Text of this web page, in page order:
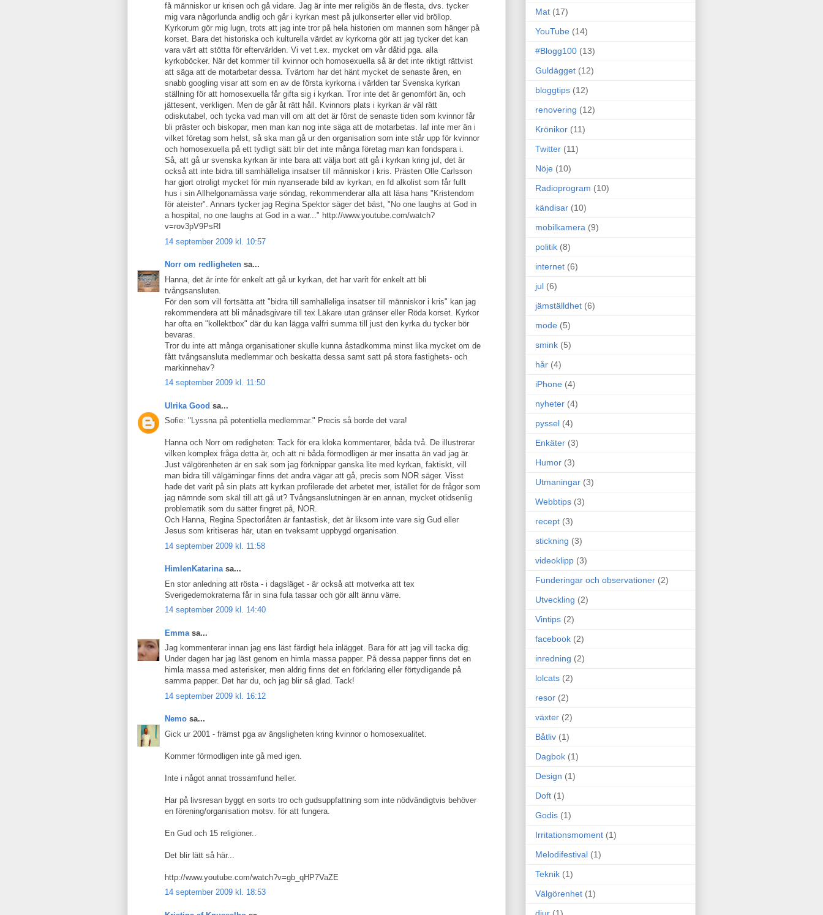
få människor ur krisen och gå vidare. Jag är inte mer religiös än de flesta, dvs. tycker
mig vara någorlunda andlig och går i kyrkan mest på julkonserter eller vid bröllop.
Kyrkorum gör mig lugn, trots att jag inte tror på hela historien om mannen som hänger på
korset. Bara det historiska och kulturella värdet av kyrkorna gör att jag tycker det kan
vara värt att stötta för eftervärlden. Vi vet t.ex. mycket om vår dåtid pga. alla
kyrkoböcker. När det kommer till kvinnor och homosexuella så är det inte riktigt rättvist
att säga att de motarbetar dessa. Tvärtom har det hänt mycket de senaste åren, en
snabb googling visar att som en av de första kyrkorna i världen tar Svenska kyrkan
ställning för att homosexuella får gifta sig i kyrkan. Tror inte det är genomfört än, och
jättesent, verkligen. Men de går åt rätt håll. Kvinnors plats i kyrkan är väl rätt
odiskutabel, och tycka vad man vill om att det är först de senaste tiden som kvinnor får
bli präster och biskopar, men man kan nog inte säga att de motarbetas. Iaf inte mer än i
vilket företag som helst, så ska man gå ur den organisation som inte står upp för kvinnor
och homosexuella på ett tydligt sätt blir det inte många företag man kan fondspara i.
Så, att gå ur svenska kyrkan är inte bara att välja bort att gå i kyrkan kring jul, det är
också att inte bidra till samhälleliga insatser till människor i kris. Prästen Olle Carlsson
har gjort otroligt mycket för min nyanserade bild av kyrkan, en fd alkolist som får fullt
hus i sin Allhelgonamässa varje söndag, rekommenderar alla att läsa hans "Kristendom
för ateister". Annars tycker jag Regina Spektor säger det bäst, "No one laughs at God in
a hospital, no one laughs at God in a war..." http://www.youtube.com/watch?
v=rov3pV9PsRI
14 september 2009 kl. 10:57
Norr om redligheten sa...
Hanna, det är inte för enkelt att gå ur kyrkan, det har varit för enkelt att bli
tvångsansluten.
För den som vill fortsätta att "bidra till samhälleliga insatser till människor i kris" kan jag
rekommendera att bli månadsgivare till tex Läkare utan gränser eller Röda korset. Kyrkor
har ofta en "kollektbox" där du kan lägga valfri summa till just den kyrka du tycker bör
bevaras.
Tror du inte att många organisationer skulle kunna åstadkomma minst lika mycket om de
fått tvångsansluta medlemmar och beskatta dessa samt satt på stora fastighets- och
markinnehav?
14 september 2009 kl. 11:50
Ulrika Good sa...
Sofie: "Lyssna på potentiella medlemmar." Precis så borde det vara!
Hanna och Norr om redigheten: Tack för era kloka kommentarer, båda två. De illustrerar
vilken komplex fråga detta är, och att ni båda förmodligen är mer insatta än vad jag är.
Just välgörenheten är en sak som jag förknippar ganska lite med kyrkan, faktiskt, vill
man bidra till välgärningar finns det andra vägar att gå, precis som NOR säger. Visst
hade det varit på sin plats att kyrkan profilerade det arbetet mer, istället för de frågor som
jag nämnde som skäl till att gå ut? Tvångsanslutningen är en annan, mycket otidsenlig
problematik som du sätter fingret på, NOR.
Och Hanna, Regina Spectorlåten är fantastisk, det är liksom inte vare sig Gud eller
Jesus som kritiseras här, utan en tveksamt uppbygd organisation.
14 september 2009 kl. 11:58
HimlenKatarinasa...
En stor anledning att rösta - i dagsläget - är också att motverka att tex
Sverigedemokraterna får in sina fula tassar och gör allt ännu värre.
14 september 2009 kl. 14:40
Emma sa...
Jag kommenterar innan jag ens läst färdigt hela inlägget. Bara för att jag vill tacka dig.
Under dagen har jag läst genom en himla massa papper. På dessa papper finns det en
himla massa med asterisker, men aldrig finns det en förklaring eller förtydligande på
samma papper. Det har du, och jag blir så glad. Tack!
14 september 2009 kl. 16:12
Nemo sa...
Gick ur 2001 - främst pga av ängsligheten kring kvinnor o homosexualitet.
Kommer förmodligen inte gå med igen.
Inte i något annat trossamfund heller.
Har på livsresan byggt en sorts tro och gudsuppfattning som inte nödvändigtvis behöver
en förening/organisation motsv. för att fungera.
En Gud och 15 religioner..
Det blir lätt så här...
http://www.youtube.com/watch?v=gb_qHP7VaZE
14 september 2009 kl. 18:53
Mat (17)
YouTube (14)
#Blogg100 (13)
Guldägget (12)
bloggtips (12)
renovering (12)
Krönikor (11)
Twitter (11)
Nöje (10)
Radioprogram (10)
kändisar (10)
mobilkamera (9)
politik (8)
internet (6)
jul (6)
jämställdhet (6)
mode (5)
smink (5)
hår (4)
iPhone (4)
nyheter (4)
pyssel (4)
Enkäter (3)
Humor (3)
Utmaningar (3)
Webbtips (3)
recept (3)
stickning (3)
videoklipp (3)
Funderingar och observationer (2)
Utveckling (2)
Vintips (2)
facebook (2)
inredning (2)
lolcats (2)
resor (2)
växter (2)
Båtliv (1)
Dagbok (1)
Design (1)
Doft (1)
Godis (1)
Irritationsmoment (1)
Melodifestival (1)
Teknik (1)
Välgörenhet (1)